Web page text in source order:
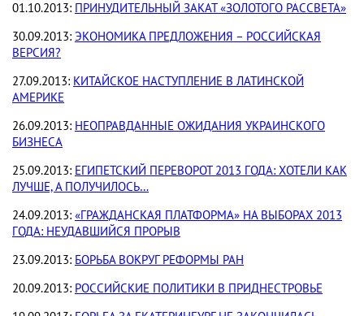
01.10.2013: ПРИНУДИТЕЛЬНЫЙ ЗАКАТ «ЗОЛОТОГО РАССВЕТА»
30.09.2013: ЭКОНОМИКА ПРЕДЛОЖЕНИЯ – РОССИЙСКАЯ
ВЕРСИЯ?
27.09.2013: КИТАЙСКОЕ НАСТУПЛЕНИЕ В ЛАТИНСКОЙ
АМЕРИКЕ
26.09.2013: НЕОПРАВДАННЫЕ ОЖИДАНИЯ УКРАИНСКОГО
БИЗНЕСА
25.09.2013: ЕГИПЕТСКИЙ ПЕРЕВОРОТ 2013 ГОДА: ХОТЕЛИ КАК
ЛУЧШЕ, А ПОЛУЧИЛОСЬ…
24.09.2013: «ГРАЖДАНСКАЯ ПЛАТФОРМА» НА ВЫБОРАХ 2013
ГОДА: НЕУДАВШИЙСЯ ПРОРЫВ
23.09.2013: БОРЬБА ВОКРУГ РЕФОРМЫ РАН
20.09.2013: РОССИЙСКИЕ ПОЛИТИКИ В ПРИДНЕСТРОВЬЕ